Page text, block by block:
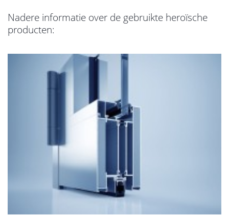
Nadere informatie over de gebruikte heroïsche
producten: